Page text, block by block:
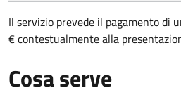
Il servizio prevede il pagamento di
€ contestualmente alla
Cosa serve